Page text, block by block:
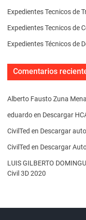
Expedientes Tecnicos de
Expedientes Tecnicos de
Expedientes Técnicos de
Comentarios
Alberto Fausto Zuna
eduardoen Descargar
CivilTed en Descargar
CivilTed en Descargar
LUIS GILBERTO
Civil 3D 2020